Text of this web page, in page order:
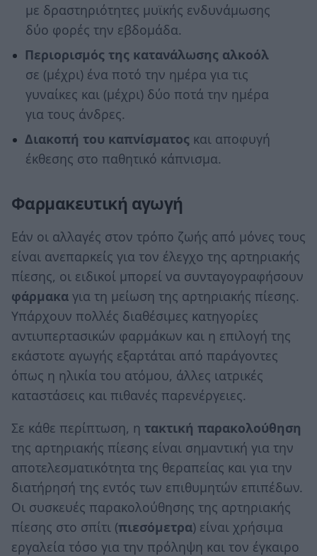
με δραστηριότητες μυϊκής ενδυνάμωσης
δύο φορές την εβδομάδα.
Περιορισμός της κατανάλωσης αλκοόλ
σε (μέχρι) ένα ποτό την ημέρα για τις
γυναίκες και (μέχρι) δύο ποτά την ημέρα
για τους άνδρες.
Διακοπή του καπνίσματος και αποφυγή
έκθεσης στο παθητικό κάπνισμα.
Φαρμακευτική αγωγή
Εάν οι αλλαγές στον τρόπο ζωής από μόνες τους
είναι ανεπαρκείς για τον έλεγχο της αρτηριακής
πίεσης, οι ειδικοί μπορεί να συνταγογραφήσουν
φάρμακα για τη μείωση της αρτηριακής πίεσης.
Υπάρχουν πολλές διαθέσιμες κατηγορίες
αντιυπερτασικών φαρμάκων και η επιλογή της
εκάστοτε αγωγής εξαρτάται από παράγοντες
όπως η ηλικία του ατόμου, άλλες ιατρικές
καταστάσεις και πιθανές παρενέργειες.
Σε κάθε περίπτωση, η τακτική παρακολούθηση
της αρτηριακής πίεσης είναι σημαντική για την
αποτελεσματικότητα της θεραπείας και για την
διατήρησή της εντός των επιθυμητών επιπέδων.
Οι συσκευές παρακολούθησης της αρτηριακής
πίεσης στο σπίτι (πιεσόμετρα) είναι χρήσιμα
εργαλεία τόσο για την πρόληψη και τον έγκαιρο